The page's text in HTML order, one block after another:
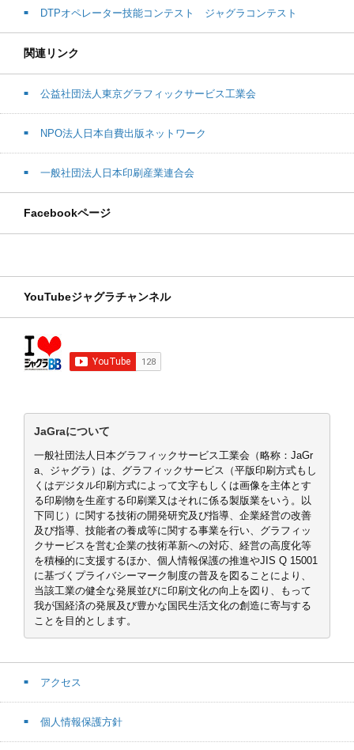
DTPオペレーター技能コンテスト ジャグラコンテスト
関連リンク
公益社団法人東京グラフィックサービス工業会
NPO法人日本自費出版ネットワーク
一般社団法人日本印刷産業連合会
Facebookページ
YouTubeジャグラチャンネル
JaGraについて
一般社団法人日本グラフィックサービス工業会（略称：JaGr
a、ジャグラ）は、グラフィックサービス（平版印刷方式もし
くはデジタル印刷方式によって文字もしくは画像を主体とす
る印刷物を生産する印刷業又はそれに係る製版業をいう。以
下同じ）に関する技術の開発研究及び指導、企業経営の改善
及び指導、技能者の養成等に関する事業を行い、グラフィッ
クサービスを営む企業の技術革新への対応、経営の高度化等
を積極的に支援するほか、個人情報保護の推進やJIS Q 15001
に基づくプライバシーマーク制度の普及を図ることにより、
当該工業の健全な発展並びに印刷文化の向上を図り、もって
我が国経済の発展及び豊かな国民生活文化の創造に寄与する
ことを目的とします。
アクセス
個人情報保護方針